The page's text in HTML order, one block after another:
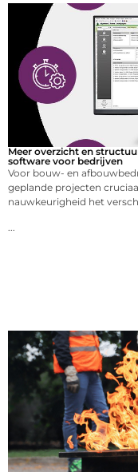
Meer overzicht en
software voor bedrijven
Voor bouw- en
geplande projecten
nauwkeurigheid het
...